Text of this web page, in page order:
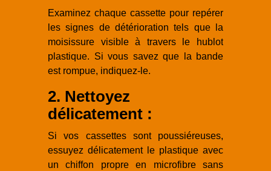
Examinez chaque cassette pour repérer
les signes de détérioration tels que la
moisissure visible à travers le hublot
plastique. Si vous savez que la bande
est rompue, indiquez-le.
2. Nettoyez
délicatement :
Si vos cassettes sont poussiéreuses,
essuyez délicatement le plastique avec
un chiffon propre en microfibre sans